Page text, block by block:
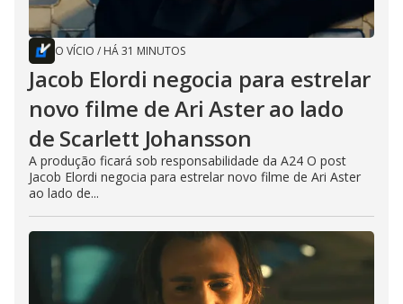
O VÍCIO / HÁ 31 MINUTOS
Jacob Elordi negocia para estrelar
novo filme de Ari Aster ao lado
de Scarlett Johansson
A produção ficará sob responsabilidade da A24 O post
Jacob Elordi negocia para estrelar novo filme de Ari Aster
ao lado de...